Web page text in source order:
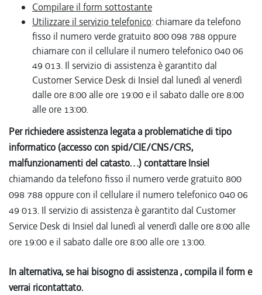
Compilare il form sottostante
Utilizzare il servizio telefonico: chiamare da telefono
fisso il numero verde gratuito 800 098 788 oppure
chiamare con il cellulare il numero telefonico 040 06
49 013. Il servizio di assistenza è garantito dal
Customer Service Desk di Insiel dal lunedì al venerdì
dalle ore 8:00 alle ore 19:00 e il sabato dalle ore 8:00
alle ore 13:00.
Per richiedere assistenza legata a problematiche di tipo
informatico (accesso con spid/CIE/CNS/CRS,
malfunzionamenti del catasto…) contattare Insiel
chiamando da telefono fisso il numero verde gratuito 800
098 788 oppure con il cellulare il numero telefonico 040 06
49 013. Il servizio di assistenza è garantito dal Customer
Service Desk di Insiel dal lunedì al venerdì dalle ore 8:00 alle
ore 19:00 e il sabato dalle ore 8:00 alle ore 13:00.
In alternativa, se hai bisogno di assistenza , compila il form e
verrai ricontattato.